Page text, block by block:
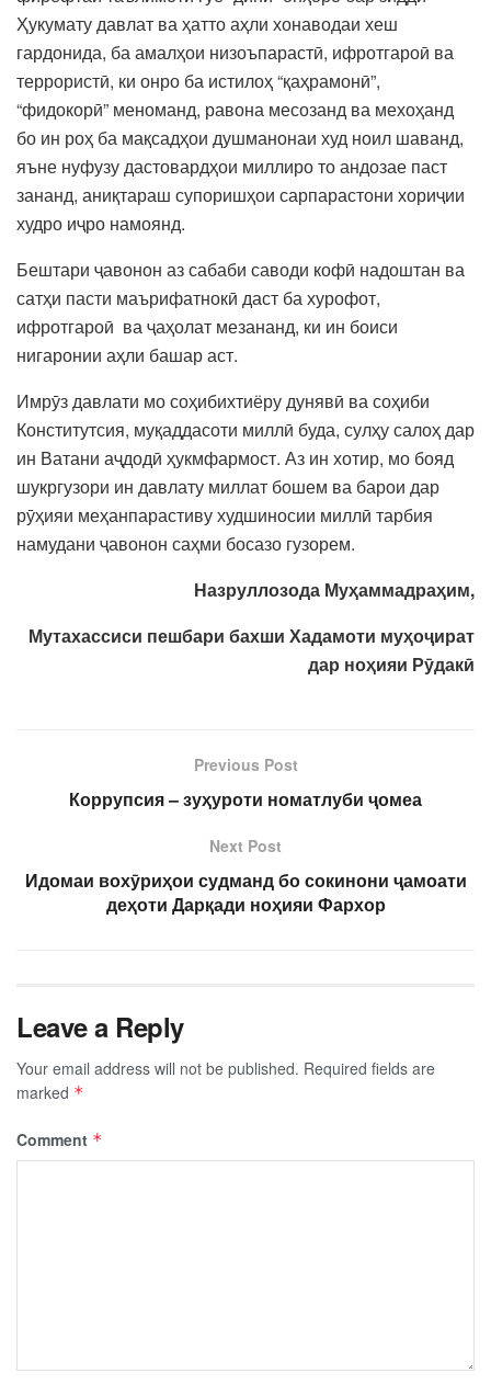
Ҳукумату давлат ва ҳатто аҳли хонаводаи хеш
гардонида, ба амалҳои низоъпарастӣ, ифротгароӣ ва
террористӣ, ки онро ба истилоҳ “қаҳрамонӣ”,
“фидокорӣ” меноманд, равона месозанд ва мехоҳанд
бо ин роҳ ба мақсадҳои душманонаи худ ноил шаванд,
яъне нуфузу дастовардҳои миллиро то андозае паст
зананд, аниқтараш супоришҳои сарпарастони хориҷии
худро иҷро намоянд.
Бештари ҷавонон аз сабаби саводи кофӣ надоштан ва
сатҳи пасти маърифатнокӣ даст ба хурофот,
ифротгароӣ ва ҷаҳолат мезананд, ки ин боиси
нигаронии аҳли башар аст.
Имрӯз давлати мо соҳибихтиёру дунявӣ ва соҳиби
Конститутсия, муқаддасоти миллӣ буда, сулҳу салоҳ дар
ин Ватани аҷдодӣ ҳукмфармост. Аз ин хотир, мо бояд
шукргузори ин давлату миллат бошем ва барои дар
рӯҳияи меҳанпарастиву худшиносии миллӣ тарбия
намудани ҷавонон саҳми босазо гузорем.
Назруллозода Муҳаммадраҳим,
Мутахассиси пешбари бахши Хадамоти муҳоҷират
дар ноҳияи Рӯдакӣ
Previous Post
Коррупсия – зуҳуроти номатлуби ҷомеа
Next Post
Идомаи вохӯриҳои судманд бо сокинони ҷамоати
деҳоти Дарқади ноҳияи Фархор
Leave a Reply
Your email address will not be published. Required fields are
marked *
Comment *